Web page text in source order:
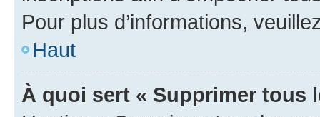
Pour plus d’informations,
Haut
À quoi sert « Supprimer tous